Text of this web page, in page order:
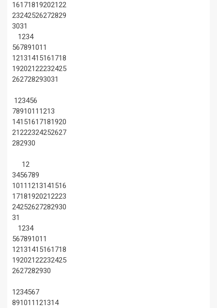
16171819202122
23242526272829
3031
1234
567891011
12131415161718
19202122232425
262728293031
123456
7891011 1213
14151617181920
21222324252627
282930
12
3456789
1011 1213141516
17181920212223
24252627282930
31
1234
567891011
12131415161718
19202122232425
2627282930
1234567
891011 121314